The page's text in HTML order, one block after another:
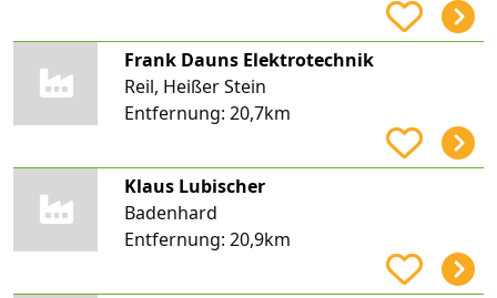
Frank Dauns Elektrotechnik
Reil, Heißer Stein
Entfernung: 20,7km
Klaus Lubischer
Badenhard
Entfernung: 20,9km